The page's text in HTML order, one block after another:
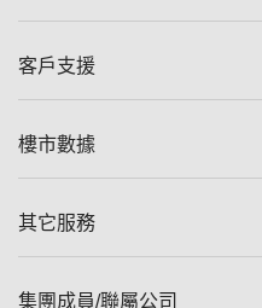
人才招募
一手新盤
減價
美聯豪宅
獨家樓盤
租盤
客戶支援
自助放盤
查詢熱線
樓市數據
樓價指數
其它服務
屋苑專頁
集團成員/聯屬公司